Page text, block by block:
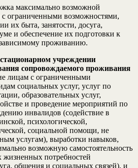
максимально возможной
с ограниченными возможностями,
их быта, занятости, досуга,
и обеспечение их подготовки к
проживанию.
учреждении
сопровождаемого проживания
лицам с ограниченными
социальных услуг, услуг по
образовательных услуг,
и проведение мероприятий по
инвалидов (содействие в
психологической,
социальной помощи, не
услугам), выработки навыков,
возможную самостоятельность
жизненных потребностей
общения и социальных связей), и